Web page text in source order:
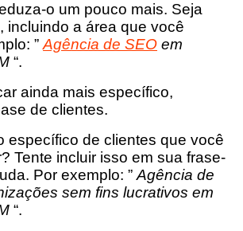
o um pouco mais. Seja
incluindo a área que você
”Agência de SEO em
“.
ainda mais específico,
de clientes.
específico de clientes que você
Tente incluir isso em sua frase-
Por exemplo: ”Agência de
sem fins lucrativos em
“.